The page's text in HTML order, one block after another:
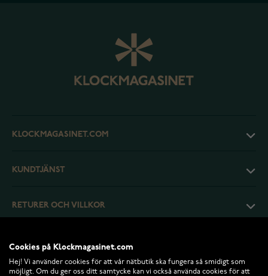
KLOCKMAGASINET.COM
KUNDTJÄNST
RETURER OCH VILLKOR
Cookies på Klockmagasinet.com
Hej! Vi använder cookies för att vår nätbutik ska fungera så smidigt som
möjligt. Om du ger oss ditt samtycke kan vi också använda cookies för att